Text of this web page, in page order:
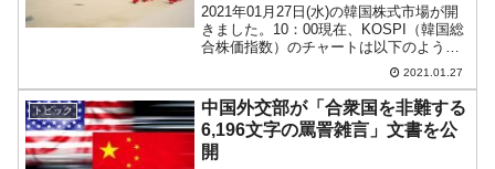
2021年01月27日(水)の韓国株式市場が開
きました。10：00現在、KOSPI（韓国総
合株価指数）のチャートは以下のように
『Investing.com』より引用）。少しだけ
ギャップアップして始まり現在は陽線で
す。...
2021.01.27
トピック
中国外交部が「合衆国を非難する
6,196文字の罵詈雑言」文書を公
開